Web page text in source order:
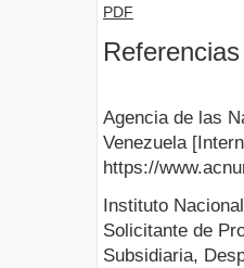
PDF
Referencias
Agencia de las
Venezuela
https://
Instituto
Solicitante de
Subsidiaria,